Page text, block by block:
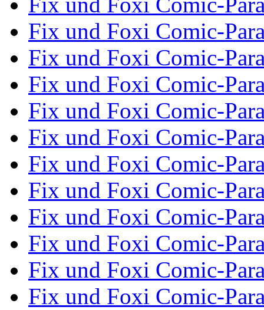
Fix und Foxi Comic-
Fix und Foxi Comic-
Fix und Foxi Comic-
Fix und Foxi Comic-
Fix und Foxi Comic-
Fix und Foxi Comic-
Fix und Foxi Comic-
Fix und Foxi Comic-
Fix und Foxi Comic-
Fix und Foxi Comic-
Fix und Foxi Comic-